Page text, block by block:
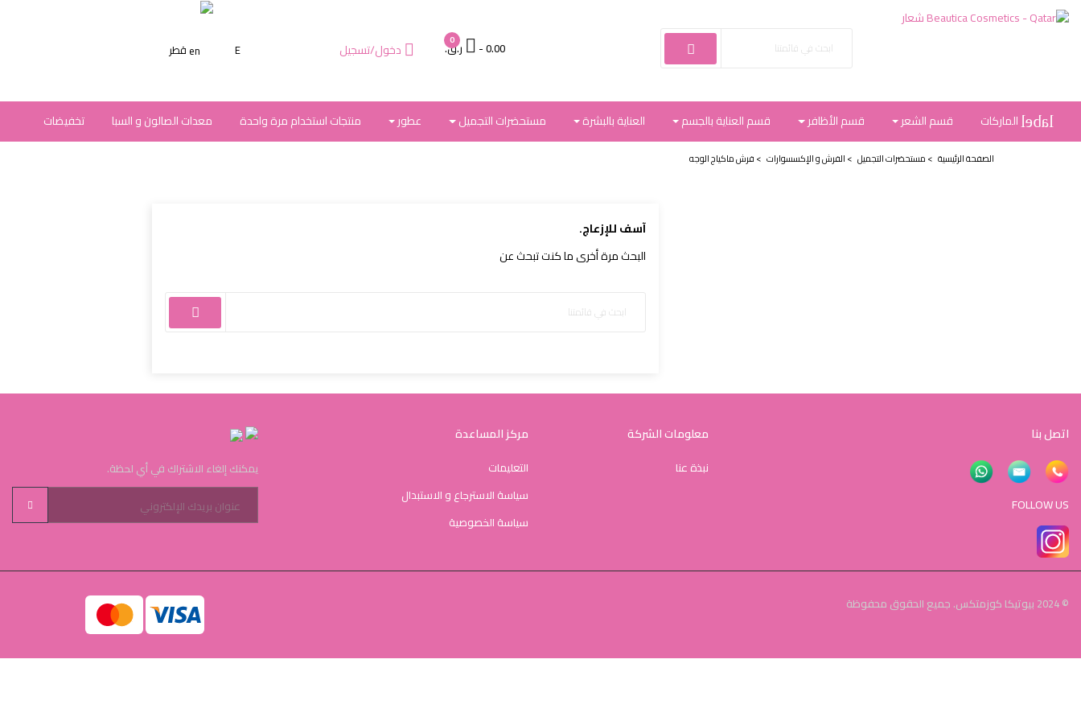
0 - 0.00 ر.ق.‏  دخول/تسجيل E قطر
label الماركات قسم الشعر قسم الأظافر قسم العناية بالجسم العناية بالبشرة مستحضرات التجميل عطور منتجات استخدام مرة واحدة معدات الصالون و السبا تخفيضات
الصفحة الرئيسية > مستحضرات التجميل > الفرش و الإكسسوارات > فرش ماكياج الوجه
آسف للإزعاج.
البحث مرة أخرى ما كنت تبحث عن
اتصل بنا
FOLLOW US
معلومات الشركة
نبذة عنا
مركز المساعدة
التعليمات
سياسة الاسترجاع و الاستبدال
سياسة الخصوصية
يمكنك إلغاء الاشتراك في أي لحظة.
© 2024 بيوتيكا كوزمتكس. جميع الحقوق محفوظة